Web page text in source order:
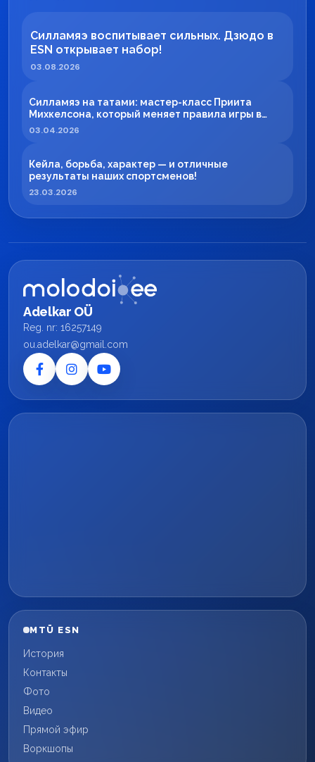
Силламяэ воспитывает сильных. Дзюдо в
ESN открывает набор!
03.08.2026
Силламяэ на татами: мастер-класс Приита
Михкелсона, который меняет правила игры в
регионе
03.04.2026
Кейла, борьба, характер — и отличные
результаты наших спортсменов!
23.03.2026
Adelkar OÜ
Reg. nr: 16257149
ou.adelkar@gmail.com
MTÜ ESN
История
Контакты
Фото
Видео
Прямой эфир
Воркшопы